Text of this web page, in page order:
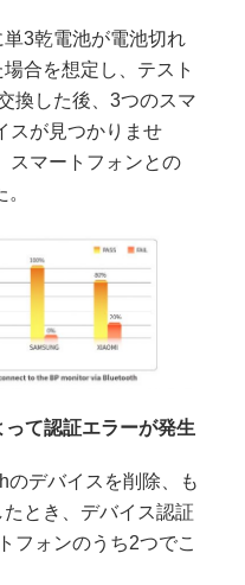
3乾電池が電池切れ
合を想定し、テスト
換した後、3つのスマ
スが見つかりませ
スマートフォンとの
て認証エラーが発生
のデバイスを削除、も
とき、デバイス認証
フォンのうち2つでこ